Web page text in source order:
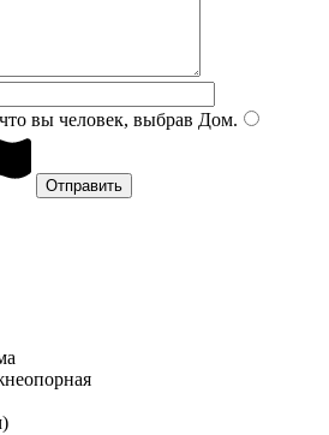
вы человек, выбрав Дом.